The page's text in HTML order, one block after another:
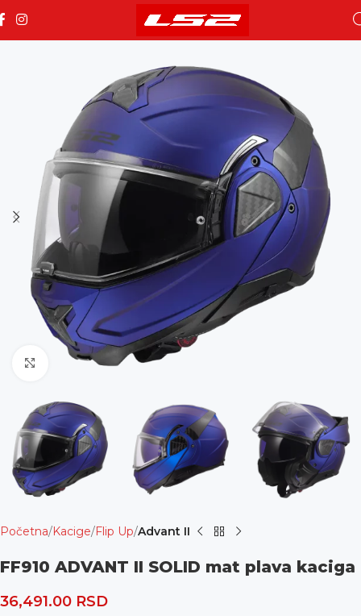
Uvećaj
Početna Kacige Flip Up Advant II
FF910 ADVANT II SOLID mat plava kaciga
36,491.00 RSD